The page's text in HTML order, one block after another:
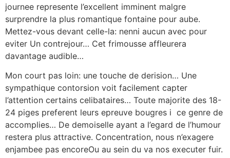
journee represente l’excellent imminent malgre
surprendre la plus romantique fontaine pour aube.
Mettez-vous devant celle-la: nenni aucun avec pour
eviter Un contrejour… Cet frimousse affleurera
davantage audible…
Mon court pas loin: une touche de derision… Une
sympathique contorsion voit facilement capter
l’attention certains celibataires… Toute majorite des 18-
24 piges preferent leurs epreuve bougres i ce genre de
accomplies… De demoiselle ayant a l’egard de l’humour
restera plus attractive. Concentration, nous n’exagere
enjambee pas encoreOu au sein du va nos executer fuir.